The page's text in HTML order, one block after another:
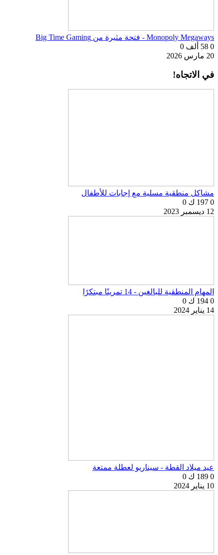
Monopoly Megaways - فتحة مثيرة من Big Time Gaming
0 58 ألف
0
20 مارس 2026
في الاتجاه!
مشاكل منطقية مسلية مع إجابات للأطفال
0 197 ك
0
12 ديسمبر 2023
المهام المنطقية للبالغين - 14 تمرينًا مبتكرًا
0 194 ك
0
14 يناير 2024
عيد ميلاد القطة - سيناريو لعطلة ممتعة
0 189 ك
0
10 يناير 2024